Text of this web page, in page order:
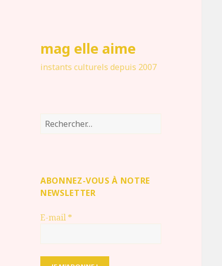
mag elle aime
instants culturels depuis 2007
Rechercher :
ABONNEZ-VOUS À NOTRE
NEWSLETTER
E-mail *